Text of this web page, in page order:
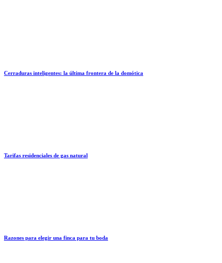
Cerraduras inteligentes: la última frontera de la domótica
Tarifas residenciales de gas natural
Razones para elegir una finca para tu boda